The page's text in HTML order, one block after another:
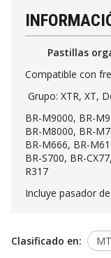
Pastillas
Compatible con
Grupo: XTR, XT,
BR-M9000, BR-
BR-M8000, BR-
BR-M666, BR-
BR-S700, BR-
R317
Incluye pasador
Clasificado en: